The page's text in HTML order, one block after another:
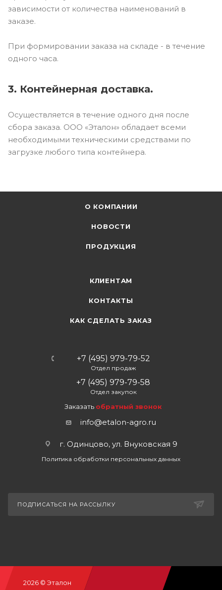
зависимости от количества наименований в
заказе.
При формировании заказа на складе - в течение
одного часа.
3. Контейнерная доставка.
Осуществляется в течение одного дня после
сбора заказа. ООО «Эталон» обладает всеми
необходимыми техническими средствами по
загрузке любого типа контейнера.
О КОМПАНИИ
НОВОСТИ
ПРОДУКЦИЯ
КЛИЕНТАМ
КОНТАКТЫ
КАК СДЕЛАТЬ ЗАКАЗ
+7 (495) 979-79-52
Отдел продаж
+7 (495) 979-79-58
Отдел закупок
Заказать обратный звонок
info@etalon-agro.ru
г. Одинцово, ул. Внуковская 9
Политика обработки персональных данных
ПОДПИСАТЬСЯ НА РАССЫЛКУ
2026 © Эталон